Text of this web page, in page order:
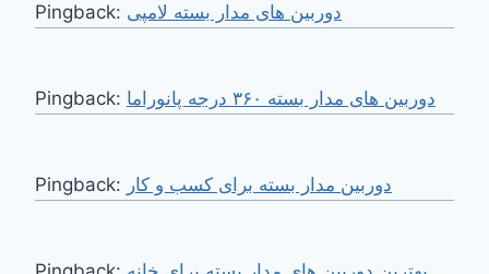
Pingback: دوربین های مدار بسته لامپی
Pingback: دوربین های مدار بسته ۳۶۰ درجه پانوراما
Pingback: دوربین مدار بسته برای کسب و کار